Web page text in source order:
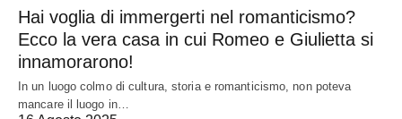
Hai voglia di immergerti nel romanticismo?
Ecco la vera casa in cui Romeo e Giulietta si
innamorarono!
In un luogo colmo di cultura, storia e romanticismo, non poteva
mancare il luogo in…